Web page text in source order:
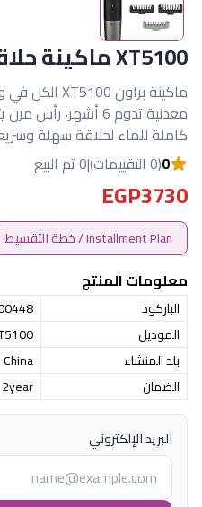
XT5100 ماكينة حلاقة براون
معدنية تدوم 6 أشهر،
كاملة للماء لحلاقة سهلة
0(0 التقييمات) |0 تم البيع
EGP3730
Installment Plan / خطة التقسيط
معلومات المنتج
الباركود
الموديل
بلد المنشاء
China
الضمان
2year
البريد الإلكتروني